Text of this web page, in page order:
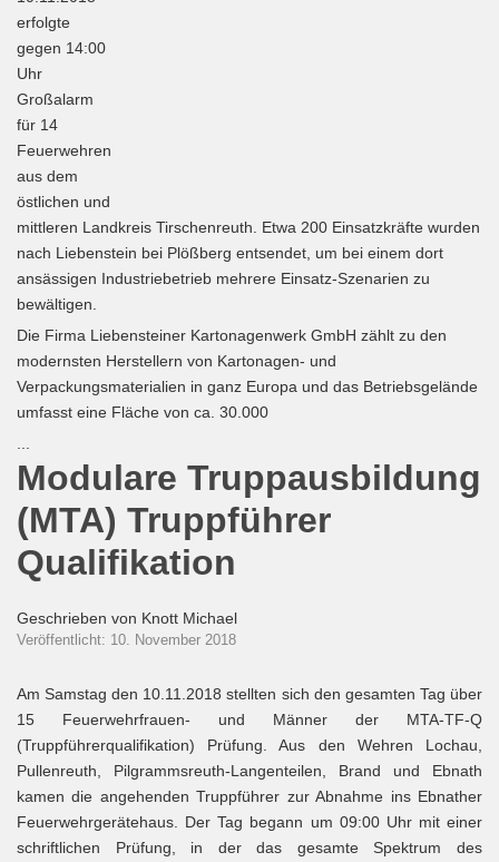
erfolgte
gegen 14:00
Uhr
Großalarm
für 14
Feuerwehren
aus dem
östlichen und
mittleren Landkreis Tirschenreuth. Etwa 200 Einsatzkräfte wurden
nach Liebenstein bei Plößberg entsendet, um bei einem dort
ansässigen Industriebetrieb mehrere Einsatz-Szenarien zu
bewältigen.
Die Firma Liebensteiner Kartonagenwerk GmbH zählt zu den
modernsten Herstellern von Kartonagen- und
Verpackungsmaterialien in ganz Europa und das Betriebsgelände
umfasst eine Fläche von ca. 30.000
Modulare Truppausbildung
(MTA) Truppführer
Qualifikation
Geschrieben von Knott Michael
Veröffentlicht: 10. November 2018
Am Samstag den 10.11.2018 stellten sich den gesamten Tag über
15 Feuerwehrfrauen- und Männer der MTA-TF-Q
(Truppführerqualifikation) Prüfung. Aus den Wehren Lochau,
Pullenreuth, Pilgrammsreuth-Langenteilen, Brand und Ebnath
kamen die angehenden Truppführer zur Abnahme ins Ebnather
Feuerwehrgerätehaus. Der Tag begann um 09:00 Uhr mit einer
schriftlichen Prüfung, in der das gesamte Spektrum des